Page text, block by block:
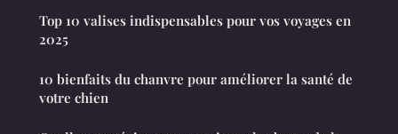
Top 10 valises indispensables pour vos voyages en
2025
10 bienfaits du chanvre pour améliorer la santé de
votre chien